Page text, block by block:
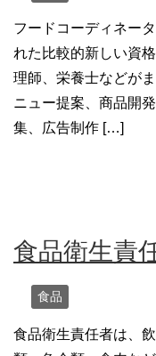
フードコーディネー
れた比較的新しい資
理師、栄養士などが
ニュー提案、商品開
集、広告制作 […]
食品衛生責
食品
食品衛生責任者は、